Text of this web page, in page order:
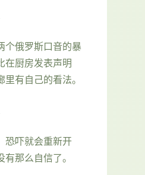
个俄罗斯口音的暴
在厨房发表声明
有自己的看法。
恐吓就会重新开
那么自信了。